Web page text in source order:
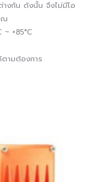
างกัน ดังนั้น จึงไม่มีโอ
ณ
+85°C
ตามต้องการ